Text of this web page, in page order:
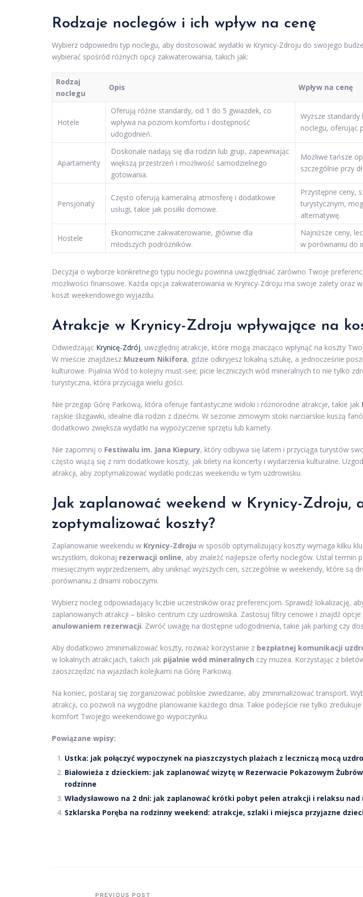
Rodzaje noclegów i ich wpływ na cenę
Wybierz odpowiedni typ noclegu, aby dostosować wydatki w Krynicy-Zdroju do swojego
wybierać spośród różnych opcji zakwaterowania, takich jak:
Rodzaj
noclegu
Opis Wpływ na cenę
Hotele
Oferują różne standardy, od 1 do 5 gwiazdek, co
wpływa na poziom komfortu i dostępność
udogodnień.
Wyższe
noclegu, oferując
Apartamenty
Doskonale nadają się dla rodzin lub grup, zapewniając
większą przestrzeń i możliwość samodzielnego
gotowania.
Możliwe tańsze
szczególnie przy
Pensjonaty
Często oferują kameralną atmosferę i dodatkowe
usługi, takie jak posiłki domowe.
Przystępne ceny,
turystycznym,
alternatywę.
Hostele
Ekonomiczne zakwaterowanie, głównie dla
młodszych podróżników.
Najniższe ceny,
w porównaniu do
Decyzja o wyborze konkretnego typu noclegu powinna uwzględniać zarówno Twoje
możliwości finansowe. Każda opcja zakwaterowania w Krynicy-Zdroju ma swoje zalety oraz
koszt weekendowego wyjazdu.
Atrakcje w Krynicy-Zdroju wpływające na
Odwiedzając Krynicę-Zdrój, uwzględnij atrakcje, które mogą znacząco wpłynąć na koszty
W mieście znajdziesz Muzeum Nikifora, gdzie odkryjesz lokalną sztukę, a jednocześnie
kulturowe. Pijalnia Wód to kolejny must-see; picie leczniczych wód mineralnych to nie tylko
turystyczna, która przyciąga wielu gości.
Nie przegap Górę Parkową, która oferuje fantastyczne widoki i różnorodne atrakcje, takie jak
rajskie ślizgawki, idealne dla rodzin z dziećmi. W sezonie zimowym stoki narciarskie kuszą
dodatkowo zwiększa wydatki na wypożyczenie sprzętu lub karnety.
Nie zapomnij o Festiwalu im. Jana Kiepury, który odbywa się latem i przyciąga turystów
często wiążą się z nim dodatkowe koszty, jak bilety na koncerty i wydarzenia kulturalne.
atrakcji, aby zoptymalizować wydatki podczas weekendu w tym uzdrowisku.
Jak zaplanować weekend w Krynicy-Zdroju,
zoptymalizować koszty?
Zaplanowanie weekendu w Krynicy-Zdroju w sposób optymalizujący koszty wymaga kilku
wszystkim, dokonaj rezerwacji online, aby znaleźć najlepsze oferty noclegów. Ustal termin
miesięcznym wyprzedzeniem, aby uniknąć wyższych cen, szczególnie w weekendy, które są
porównaniu z dniami roboczymi.
Wybierz nocleg odpowiadający liczbie uczestników oraz preferencjom. Sprawdź lokalizację,
zaplanowanych atrakcji – blisko centrum czy uzdrowiska. Zastosuj filtry cenowe i znajdź opcje
anulowaniem rezerwacji. Zwróć uwagę na dostępne udogodnienia, takie jak parking czy
Aby dodatkowo zminimalizować koszty, rozważ korzystanie z bezpłatnej komunikacji
w lokalnych atrakcjach, takich jak pijalnie wód mineralnych czy muzea. Korzystając z
zaoszczędzić na wjazdach kolejkami na Górę Parkową.
Na koniec, postaraj się zorganizować pobliskie zwiedzanie, aby zminimalizować transport.
atrakcji, co pozwoli na wygodne planowanie każdego dnia. Takie podejście nie tylko
komfort Twojego weekendowego wypoczynku.
Powiązane wpisy:
Ustka: jak połączyć wypoczynek na piaszczystych plażach z leczniczą mocą
Białowieża z dzieckiem: jak zaplanować wizytę w Rezerwacie Pokazowym
rodzinne
Władysławowo na 2 dni: jak zaplanować krótki pobyt pełen atrakcji i relaksu nad
Szklarska Poręba na rodzinny weekend: atrakcje, szlaki i miejsca przyjazne
PREVIOUS POST